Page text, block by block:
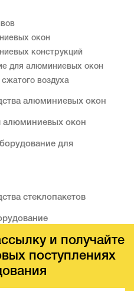
окон
конструкций
для алюминиевых окон
воздуха
алюминиевых окон
алюминиевых окон
для
стеклопакетов
и получайте
поступлениях